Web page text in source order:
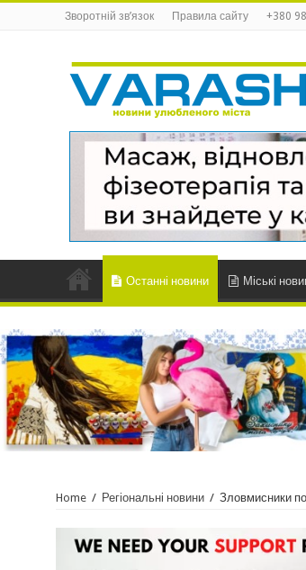
Зворотній зв’язок Правила сайту +380
Останні новини Міські
Home / Регіональні новини / Зловмисники